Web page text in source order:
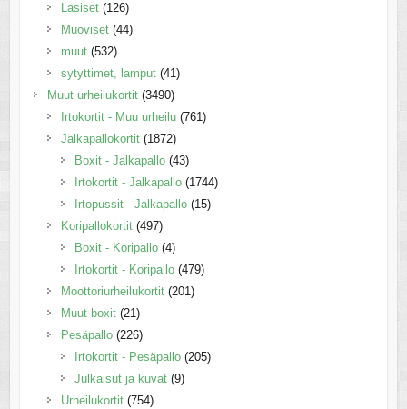
Lasiset (126)
Muoviset (44)
muut (532)
sytyttimet, lamput (41)
Muut urheilukortit (3490)
Irtokortit - Muu urheilu (761)
Jalkapallokortit (1872)
Boxit - Jalkapallo (43)
Irtokortit - Jalkapallo (1744)
Irtopussit - Jalkapallo (15)
Koripallokortit (497)
Boxit - Koripallo (4)
Irtokortit - Koripallo (479)
Moottoriurheilukortit (201)
Muut boxit (21)
Pesäpallo (226)
Irtokortit - Pesäpallo (205)
Julkaisut ja kuvat (9)
Urheilukortit (754)